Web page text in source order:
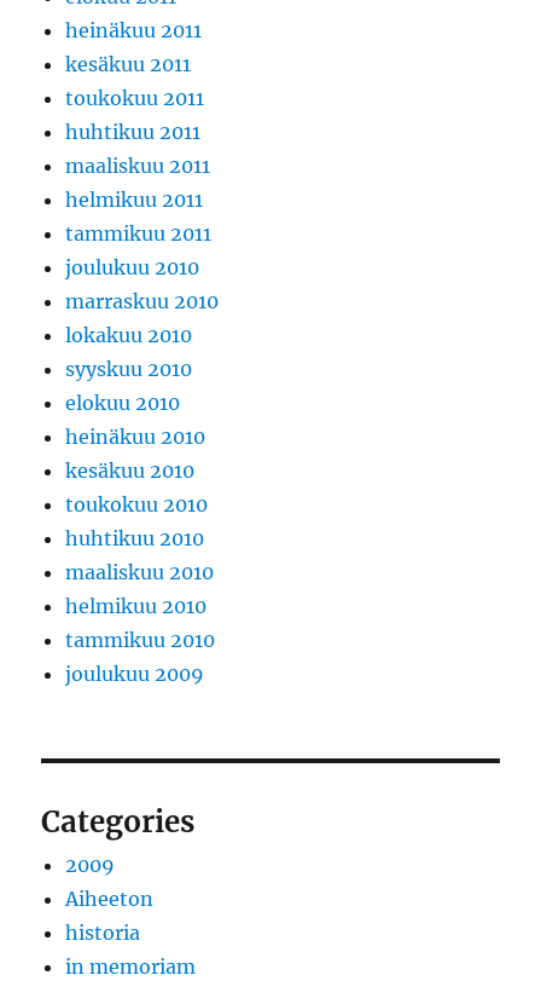
heinäkuu 2011
kesäkuu 2011
toukokuu 2011
huhtikuu 2011
maaliskuu 2011
helmikuu 2011
tammikuu 2011
joulukuu 2010
marraskuu 2010
lokakuu 2010
syyskuu 2010
elokuu 2010
heinäkuu 2010
kesäkuu 2010
toukokuu 2010
huhtikuu 2010
maaliskuu 2010
helmikuu 2010
tammikuu 2010
joulukuu 2009
Categories
2009
Aiheeton
historia
in memoriam